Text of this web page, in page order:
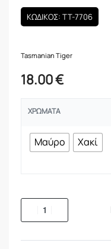
ΚΩΔΙΚΟΣ: TT-7706
Tasmanian Tiger
18.00€
ΧΡΏΜΑΤΑ
Μαύρο Χακί